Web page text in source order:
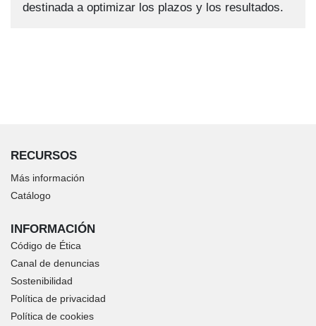
destinada a optimizar los plazos y los resultados.
RECURSOS
Más información
Catálogo
INFORMACIÓN
Código de Ética
Canal de denuncias
Sostenibilidad
Política de privacidad
Política de cookies